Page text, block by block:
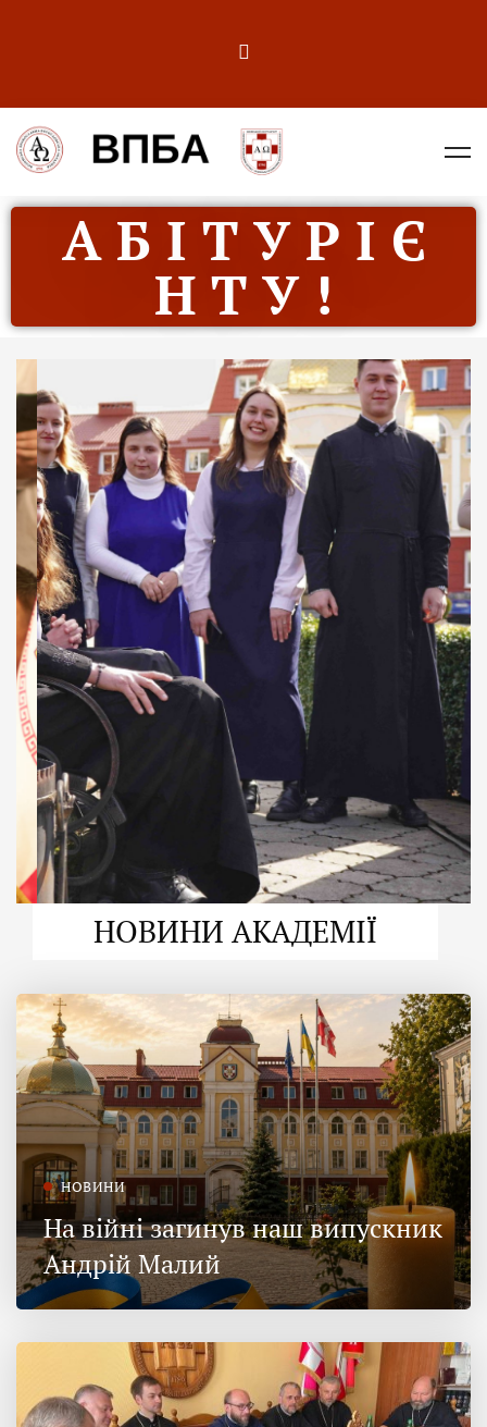
А Б І Т У Р І Є
Н Т У !
ДУХОВНО СИЛЬНІ!
ВПБА — спільнота, де
формується
покликання
Читати більше
НОВИНИ АКАДЕМІЇ
НОВИНИ
На війні загинув наш випускник
Андрій Малий